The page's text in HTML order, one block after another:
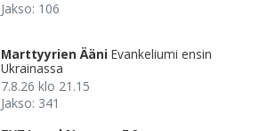
Jakso: 106
Marttyyrien Ääni Evankeliumi ensin
Ukrainassa
7.8.26 klo 21.15
Jakso: 341